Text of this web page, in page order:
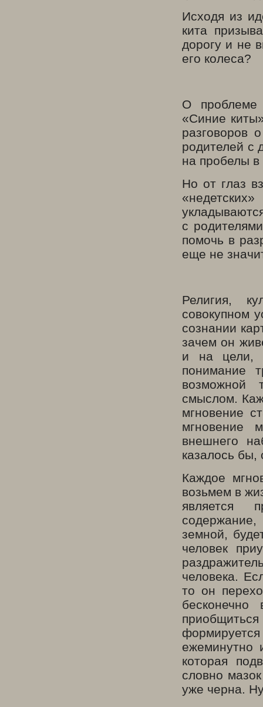
Исходя из
кита
дорогу и не
его колеса?
О проблеме
«Синие
разговоров
родителей с
на пробелы в
Но от глаз
с
помочь в
еще не
Религия,
совокупном
сознании
зачем он
и на цели,
понимание
возможной
смыслом.
мгновение
мгновение
внешнего
казалось бы,
Каждое
возьмем в
является
земной,
человек
человека.
то он
ежеминутно
которая
словно
уже черна.